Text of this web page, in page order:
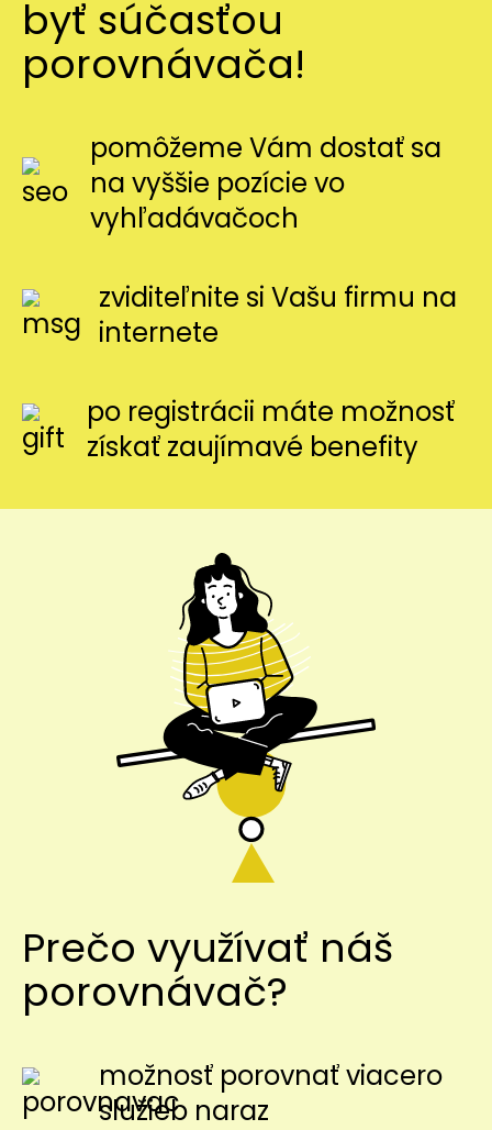
byť súčasťou
porovnávača!
pomôžeme Vám dostať sa
na vyššie pozície vo
vyhľadávačoch
zviditeľnite si Vašu firmu na
internete
po registrácii máte možnosť
získať zaujímavé benefity
Prečo využívať náš
porovnávač?
možnosť porovnať viacero
služieb naraz